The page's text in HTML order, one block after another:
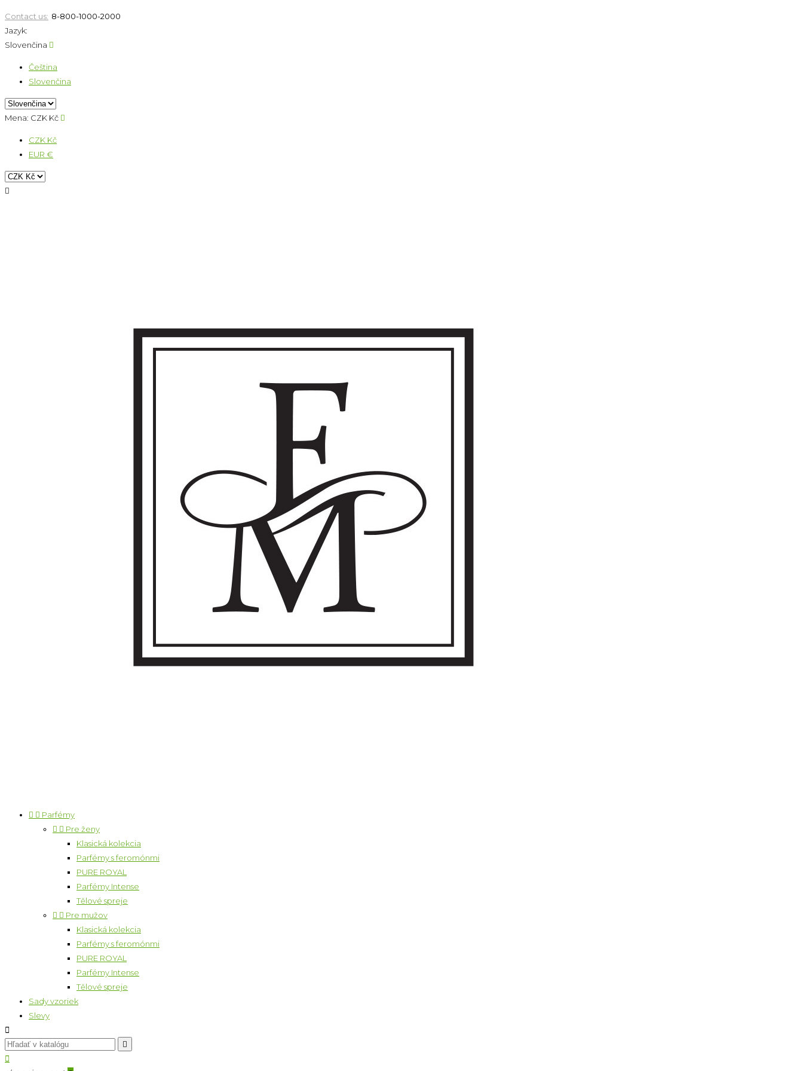
Contact us: 8-800-1000-2000
Jazyk:
Slovenčina 
Čeština
Slovenčina
Mena: CZK Kč 
CZK Kč
EUR €

  Parfémy
  Pre ženy
Klasická kolekcia
Parfémy s feromónmi
PURE ROYAL
Parfémy Intense
Tělové spreje
  Pre mužov
Klasická kolekcia
Parfémy s feromónmi
PURE ROYAL
Parfémy Intense
Tělové spreje
Sady vzoriek
Slevy


